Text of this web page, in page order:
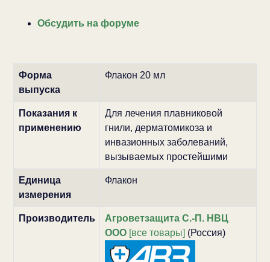
Обсудить на форуме
Форма
выпуска
Флакон 20 мл
Показания к
применению
Для лечения плавниковой
гнили, дерматомикоза и
инвазионных заболеваний,
вызываемых простейшими
Единица
измерения
Флакон
Производитель
Агроветзащита С.-П. НВЦ
ООО[все товары] (Россия)